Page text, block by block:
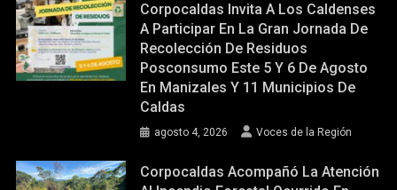
Corpocaldas Invita A Los Caldenses
A Participar En La Gran Jornada De
Recolección De Residuos
Posconsumo Este 5 Y 6 De Agosto
En Manizales Y 11 Municipios De
Caldas
agosto 4, 2026 Voces de la Región
Corpocaldas Acompañó La Atención